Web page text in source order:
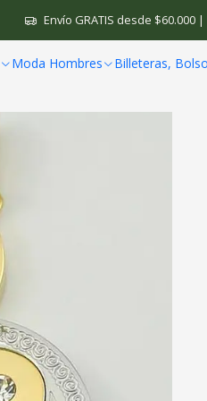
Moda Hombres Billeteras,
Envío GRATIS desde $60.000
Joyeria Dijes Dijes Parejas